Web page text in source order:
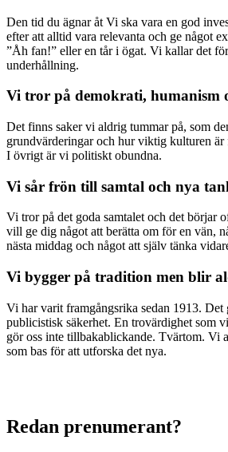
Den tid du ägnar åt Vi ska vara en god
efter att alltid vara relevanta och ge något
”Åh fan!” eller en tår i ögat. Vi kallar det
underhållning.
Vi tror på demokrati, humanism
Det finns saker vi aldrig tummar på, som
grundvärderingar och hur viktig kulturen är
I övrigt är vi politiskt obundna.
Vi sår frön till samtal och nya
Vi tror på det goda samtalet och det börjar
vill ge dig något att berätta om för en vän,
nästa middag och något att själv tänka
Vi bygger på tradition men blir
Vi har varit framgångsrika sedan 1913. Det
publicistisk säkerhet. En trovärdighet som
gör oss inte tillbakablickande. Tvärtom. Vi
som bas för att utforska det nya.
Redan prenumerant?